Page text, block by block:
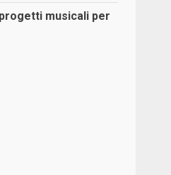
musicali per